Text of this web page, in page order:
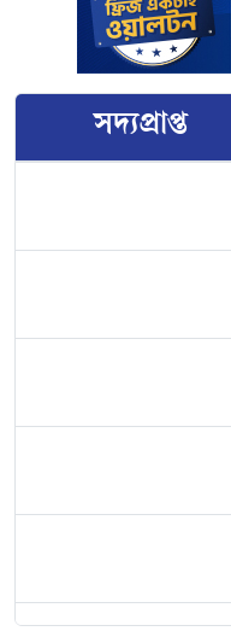
গেল এনজিওকর্মীর